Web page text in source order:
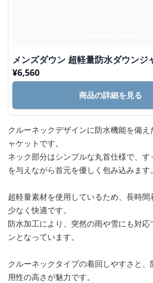
メンズダウン 超軽量防水ダウンジ
¥6,560
商品の詳細を見る
クルーネックデザインに防水機能を備
ャケットです。
ネック部分はシンプルな丸首仕様で、
を与えながら首元を優しく包み込みます。
超軽量素材を使用しているため、長時
少なく快適です。
防水加工により、突然の雨や雪にも対応
ンとなっています。
クルーネックタイプの着回しやすさと
用性の高さが魅力です。